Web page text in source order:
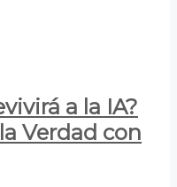
a la IA?
Verdad con